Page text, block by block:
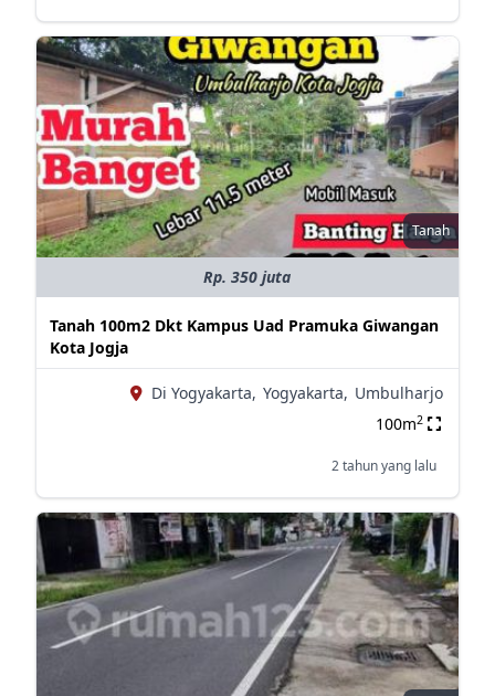
Tanah
Rp. 350 juta
Tanah 100m2 Dkt Kampus Uad Pramuka Giwangan
Kota Jogja
Di Yogyakarta, Yogyakarta, Umbulharjo
100m2
2 tahun yang lalu